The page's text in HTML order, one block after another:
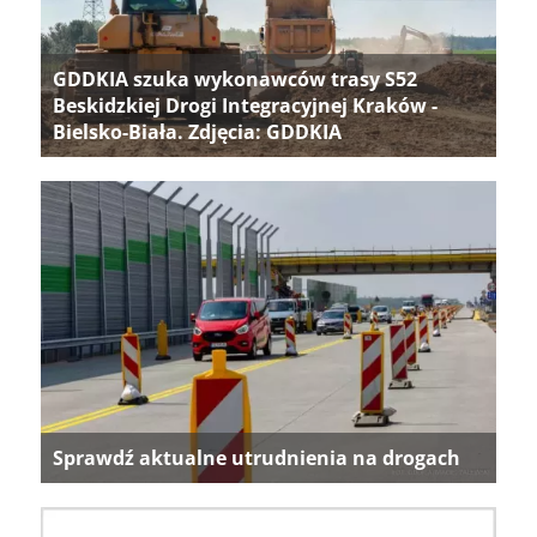
GDDKIA szuka wykonawców trasy S52
Beskidzkiej Drogi Integracyjnej Kraków -
Bielsko-Biała. Zdjęcia: GDDKIA
Sprawdź aktualne utrudnienia na drogach